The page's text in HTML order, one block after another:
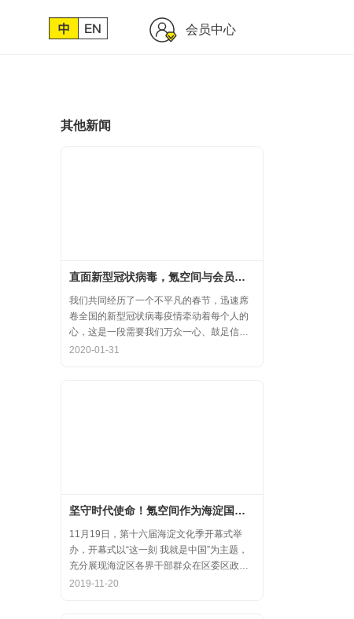
会员中心
其他新闻
直面新型冠状病毒，氪空间与会员协力共氪疫情
我们共同经历了一个不平凡的春节，迅速席
卷全国的新型冠状病毒疫情牵动着每个人的
心，这是一段需要我们万众一心、鼓足信心
的时期，氪空间希望和优秀的你们在一起，
2020-01-31
坚守时代使命！氪空间作为海淀国庆游园保障先进代表亮相
11月19日，第十六届海淀文化季开幕式举
办，开幕式以“这一刻 我就是中国”为主题，
充分展现海淀区各界干部群众在区委区政府
的坚强领导下，在国庆服务保障工作中表现
2019-11-20